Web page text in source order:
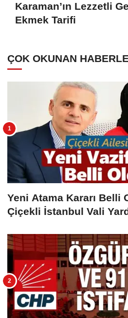
Karaman’ın Lezzetli
Ekmek Tarifi
ÇOK OKUNAN
Yeni Atama Kararı Belli
Çiçekli İstanbul Vali